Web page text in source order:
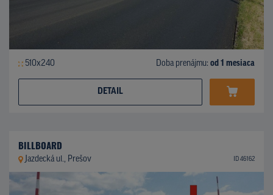
510x240 Doba prenájmu: od 1 mesiaca
DETAIL
BILLBOARD
Jazdecká ul., Prešov ID 46162